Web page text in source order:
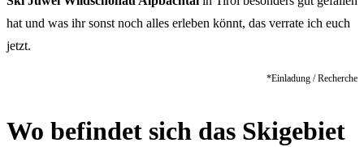
hat und was ihr sonst noch alles erleben könnt, das verrate ich euch
jetzt.
*Einladung / Recherche
Wo befindet sich das Skigebiet